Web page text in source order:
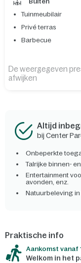
Buiten
Tuinmeubilair
Privé terras
Barbecue
De weergegeven
afwijken
Altijd
bij Center
Onbeperkte
Talrijke binnen-
Entertainment
avonden, enz.
Natuurbeleving
Praktische info
Aankomst vanaf
Welkom in het